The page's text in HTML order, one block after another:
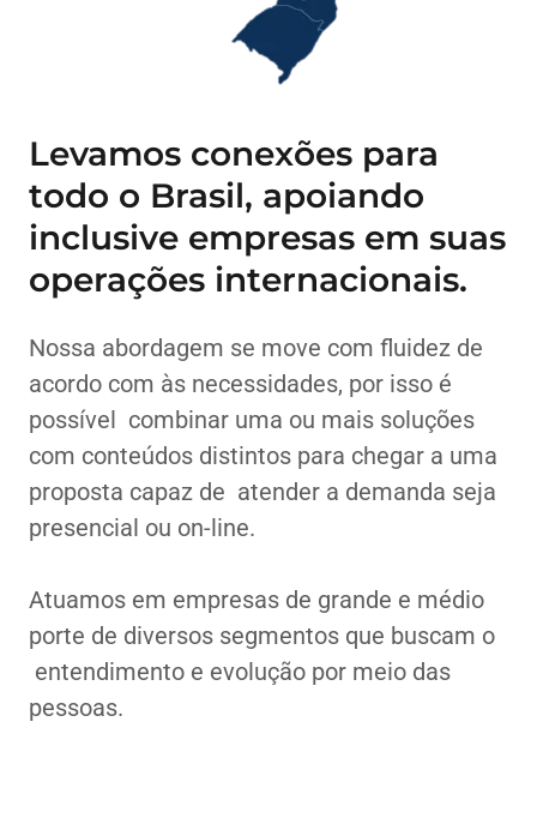
Levamos conexões para
todo o Brasil, apoiando
inclusive empresas em suas
operações internacionais.
Nossa abordagem se move com fluidez de
acordo com às necessidades, por isso é
possível combinar uma ou mais soluções
com conteúdos distintos para chegar a uma
proposta capaz de atender a demanda seja
presencial ou on-line.
Atuamos em empresas de grande e médio
porte de diversos segmentos que buscam o
entendimento e evolução por meio das
pessoas.